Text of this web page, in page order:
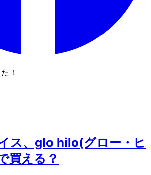
！
ス、glo hilo(グロー・ヒ
買える？